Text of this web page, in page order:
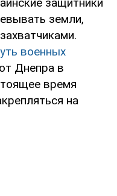
защитники
земли,
военных
от Днепра в
время
на